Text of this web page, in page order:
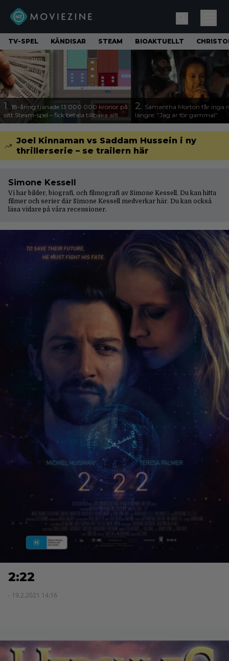
TV-SPEL KÄNDISAR STEAM BIOAKTUELLT
1. 18-åring tjänade 13 000 000 kronor på
sitt Steam-spel – fick betala tillbaka allt
2. Samantha Morton får inga
längre: ”Jag är för gammal”
Joel Kinnaman vs Saddam Hussein i ny
thrillerserie – se trailern här
Simone Kessell
Vi har bilder, biografi, och filmografi av Simone Kessell. Du kan hitta
filmer och serier där Simone Kessell medverkar här. Du kan också
läsa vidare på våra recensioner.
2:22
- 19.2.2021 14:16